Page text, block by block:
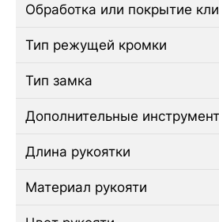
Обработка или покрытие
Тип режущей кромки
Тип замка
Дополнительные
Длина рукоятки
Материал рукояти